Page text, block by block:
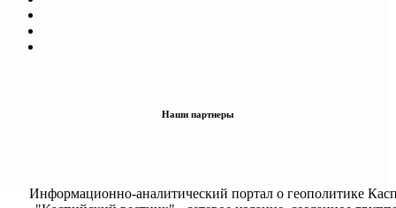
Наши партнеры
Информационно-аналитический портал о геополитике